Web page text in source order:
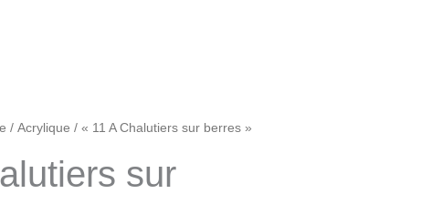
/ Acrylique / « 11 A Chalutiers sur berres »
sur